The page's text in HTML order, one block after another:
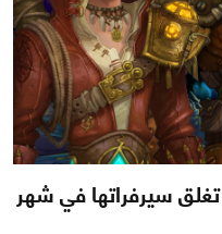
لعبة Wildstar من NCSoft تغلق سيرفراتها في شهر